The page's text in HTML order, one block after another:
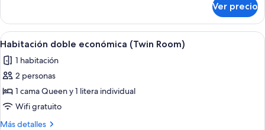
básica
doble
Ver precio
Abrir
todas
las
fotos
de
Habitación
doble
Una habitación con literas, una
1
Habitación doble económica (Twin Room)
1 habitación
2 personas
1 cama Queen y 1 litera individual
Wifi gratuito
Más detalles
Más